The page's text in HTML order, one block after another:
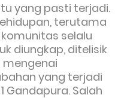
yang pasti terjadi.
terutama
selalu
diungkap, ditelisik
mengenai
yang terjadi
Gandapura. Salah